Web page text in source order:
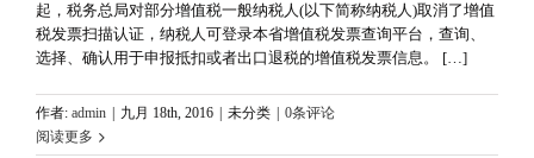
起，税务总局对部分增值税一般纳税人(以下简称纳税人)取消了增值
税发票扫描认证，纳税人可登录本省增值税发票查询平台，查询、
选择、确认用于申报抵扣或者出口退税的增值税发票信息。 […]
作者: admin 九月 18th, 2016 未分类
0条评论
阅读更多